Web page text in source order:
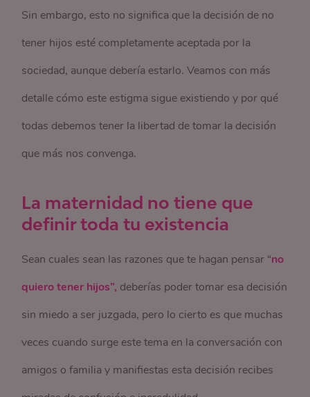
Sin embargo, esto no significa que la decisión de no
tener hijos esté completamente aceptada por la
sociedad, aunque debería estarlo. Veamos con más
detalle cómo este estigma sigue existiendo y por qué
todas debemos tener la libertad de tomar la decisión
que más nos convenga.
La maternidad no tiene que
definir toda tu existencia
Sean cuales sean las razones que te hagan pensar “no
quiero tener hijos”, deberías poder tomar esa decisión
sin miedo a ser juzgada, pero lo cierto es que muchas
veces cuando surge este tema en la conversación con
amigos o familia y manifiestas esta decisión recibes